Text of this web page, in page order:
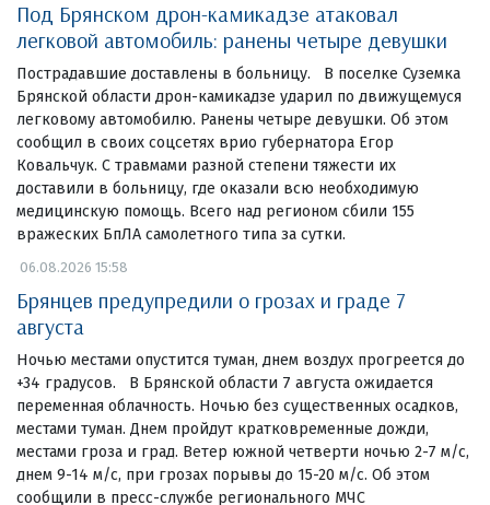
Под Брянском дрон-камикадзе атаковал
легковой автомобиль: ранены четыре девушки
Пострадавшие доставлены в больницу. В поселке Суземка
Брянской области дрон-камикадзе ударил по движущемуся
легковому автомобилю. Ранены четыре девушки. Об этом
сообщил в своих соцсетях врио губернатора Егор
Ковальчук. С травмами разной степени тяжести их
доставили в больницу, где оказали всю необходимую
медицинскую помощь. Всего над регионом сбили 155
вражеских БпЛА самолетного типа за сутки.
06.08.2026 15:58
Брянцев предупредили о грозах и граде 7
августа
Ночью местами опустится туман, днем воздух прогреется до
+34 градусов. В Брянской области 7 августа ожидается
переменная облачность. Ночью без существенных осадков,
местами туман. Днем пройдут кратковременные дожди,
местами гроза и град. Ветер южной четверти ночью 2-7 м/с,
днем 9-14 м/с, при грозах порывы до 15-20 м/с. Об этом
сообщили в пресс-службе регионального МЧС